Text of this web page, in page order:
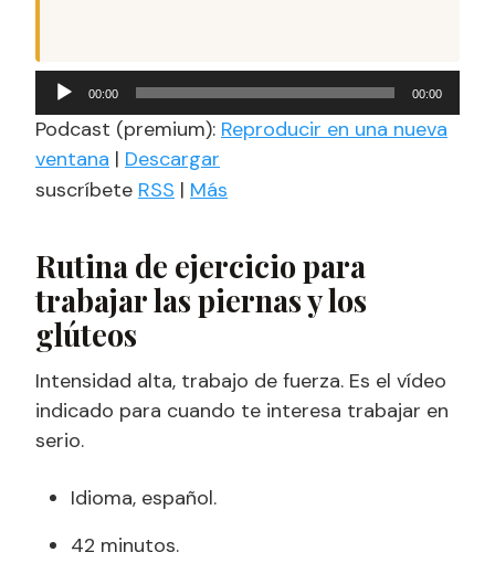
Reproductor
audio
00:00 00:00
Podcast (premium): Reproducir en una nueva
ventana | Descargar
suscríbete RSS | Más
Rutina de ejercicio para
trabajar las piernas y los
glúteos
Intensidad alta, trabajo de fuerza. Es el vídeo
indicado para cuando te interesa trabajar en
serio.
Idioma, español.
42 minutos.